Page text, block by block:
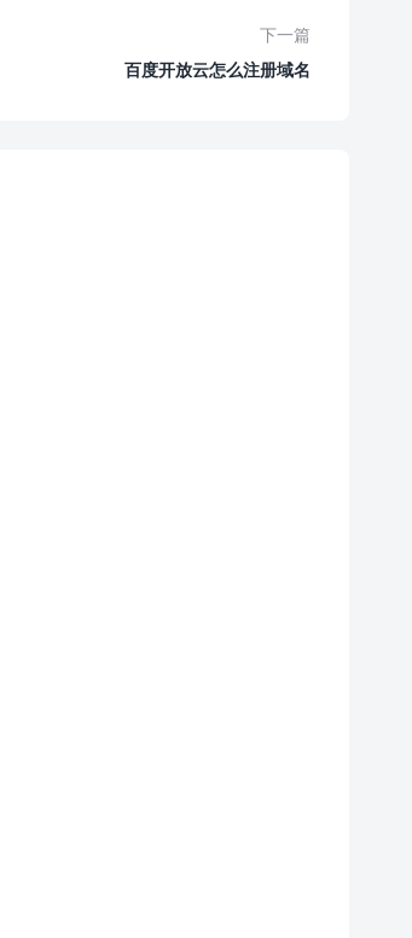
下一篇
百度开放云怎么注册域名